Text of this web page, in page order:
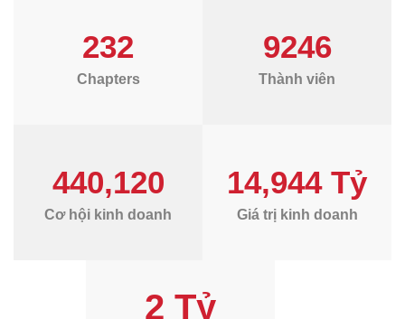
232
Chapters
9246
Thành viên
440,120
Cơ hội kinh doanh
14,944 Tỷ
Giá trị kinh doanh
2 Tỷ